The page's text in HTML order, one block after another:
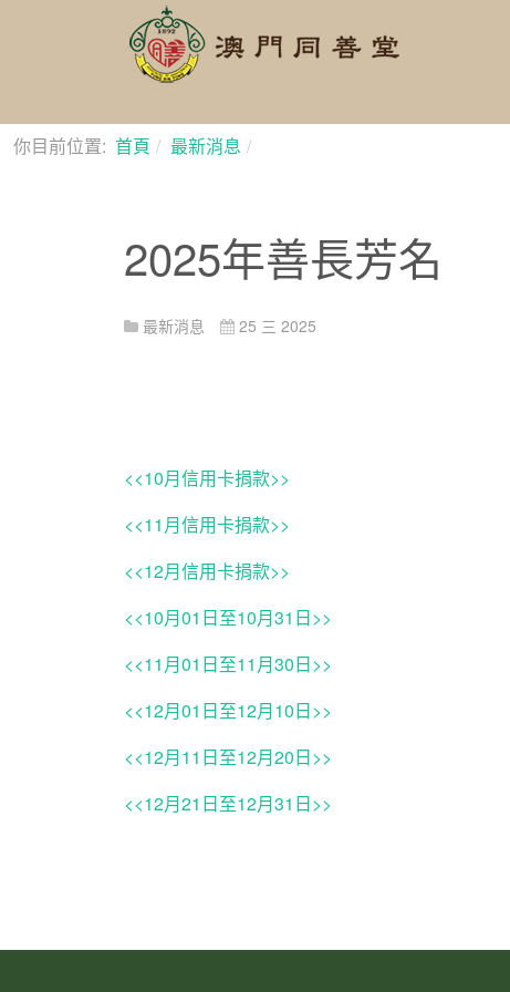
你目前位置: 首頁 最新消息
2025年善長芳名
最新消息 25 三 2025
<<10月信用卡捐款>>
<<11月信用卡捐款>>
<<12月信用卡捐款>>
<<10月01日至10月31日>>
<<11月01日至11月30日>>
<<12月01日至12月10日>>
<<12月11日至12月20日>>
<<12月21日至12月31日>>